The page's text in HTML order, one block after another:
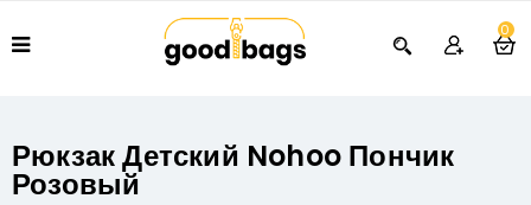
0
Рюкзак Детский Nohoo Пончик
Розовый